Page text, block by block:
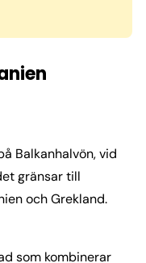
Balkanhalvön, vid
gränsar till
och Grekland.
som kombinerar